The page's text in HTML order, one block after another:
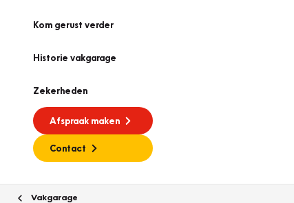
Kom gerust verder
Historie vakgarage
Zekerheden
Afspraak maken
Contact
Vakgarage